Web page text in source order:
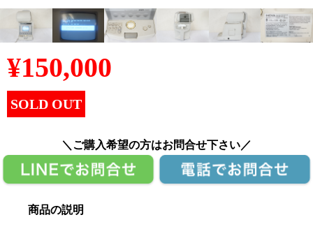
¥150,000
SOLD OUT
＼ご購入希望の方はお問合せ下さい／
商品の説明